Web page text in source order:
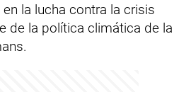
la lucha contra la crisis
de la política climática de la